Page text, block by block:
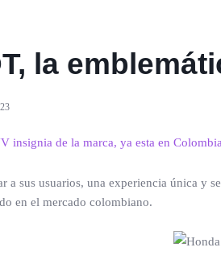
la
insignia de la marca, ya esta en Colombia
a sus usuarios, una experiencia única y
en el mercado colombiano.